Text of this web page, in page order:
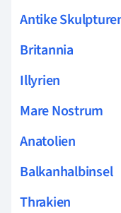
Antike
Britannia
Illyrien
Mare Nostrum
Anatolien
Balkanhalbinsel
Thrakien